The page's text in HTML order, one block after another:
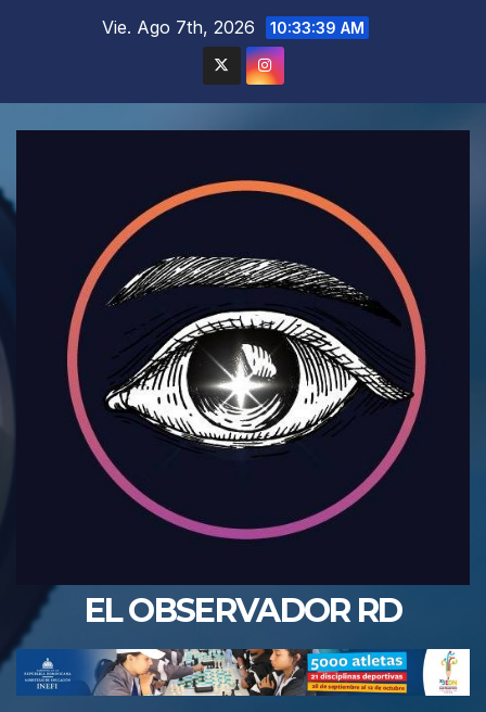
Vie. Ago 7th, 2026 10:33:41 AM
EL OBSERVADOR RD